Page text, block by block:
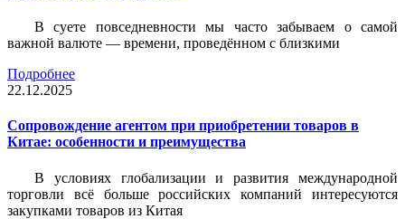
В суете повседневности мы часто забываем о самой
важной валюте — времени, проведённом с близкими
Подробнее
22.12.2025
Сопровождение агентом при приобретении товаров в
Китае: особенности и преимущества
В условиях глобализации и развития международной
торговли всё больше российских компаний интересуются
закупками товаров из Китая